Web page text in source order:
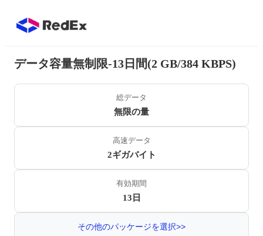
データ容量無制限-13日間(2 GB/384 KBPS)
総データ
無限の量
高速データ
2ギガバイト
有効期間
13日
その他のパッケージを選択>>